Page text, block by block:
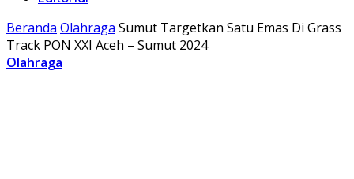
Beranda Olahraga Sumut Targetkan Satu Emas Di Grass
Track PON XXI Aceh – Sumut 2024
Olahraga